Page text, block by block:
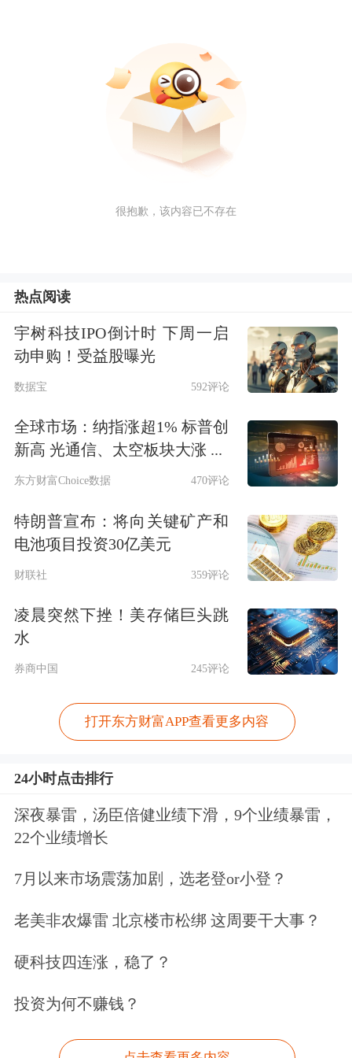
很抱歉，该内容已不存在
热点阅读
宇树科技IPO倒计时 下周一启
动申购！受益股曝光
数据宝 592评论
全球市场：纳指涨超1% 标普创
新高 光通信、太空板块大涨 ...
东方财富Choice数据 470评论
特朗普宣布：将向关键矿产和
电池项目投资30亿美元
财联社 359评论
凌晨突然下挫！美存储巨头跳
水
券商中国 245评论
打开东方财富APP查看更多内容
24小时点击排行
深夜暴雷，汤臣倍健业绩下滑，9个业绩暴雷，
22个业绩增长
7月以来市场震荡加剧，选老登or小登？
老美非农爆雷 北京楼市松绑 这周要干大事？
硬科技四连涨，稳了？
投资为何不赚钱？